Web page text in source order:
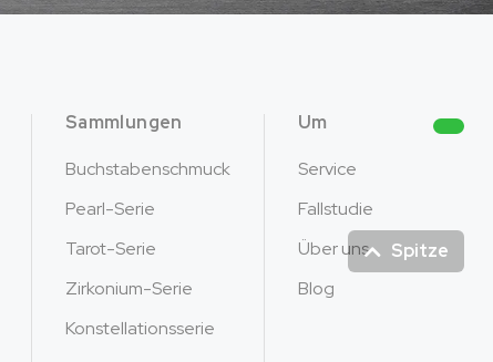
Spitze
Sammlungen
Buchstabenschmuck
Pearl-Serie
Tarot-Serie
Zirkonium-Serie
Konstellationsserie
Um
Service
Fallstudie
Über uns
Blog